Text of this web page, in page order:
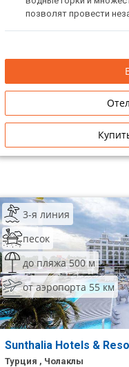
позволят провести
3-я линия
песок
до пляжа 500 м
от аэропорта 55 км
Sunthalia Hotels &
Турция , Чолаклы